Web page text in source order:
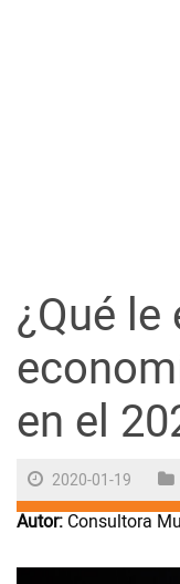
Sociedad
Trending
Ciencia y
¿Qué
en el
2020-01-19
Autor: Consultora